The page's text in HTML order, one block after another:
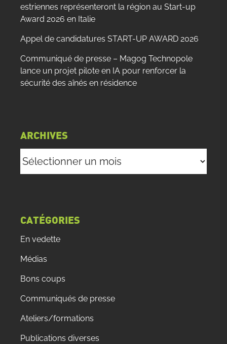
estriennes représenteront la région au Start-up
Award 2026 en Italie
Appel de candidatures START-UP AWARD 2026
Communiqué de presse – Magog Technopole
lance un projet pilote en IA pour renforcer la
sécurité des aînés en résidence
ARCHIVES
CATÉGORIES
En vedette
Médias
Bons coups
Communiqués de presse
Ateliers/formations
Publications diverses